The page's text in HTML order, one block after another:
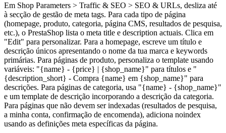
Em Shop Parameters > Traffic & SEO > SEO & URLs, desliza até
à secção de gestão de meta tags. Para cada tipo de página
(homepage, produto, categoria, página CMS, resultados de pesquisa,
etc.), o PrestaShop lista o meta title e description actuais. Clica em
"Edit" para personalizar. Para a homepage, escreve um título e
descrição únicos apresentando o nome da tua marca e keywords
primárias. Para páginas de produto, personaliza o template usando
variáveis: "{name} - {price} | {shop_name}" para títulos e "
{description_short} - Compra {name} em {shop_name}" para
descrições. Para páginas de categoria, usa "{name} - {shop_name}"
e um template de descrição incorporando a descrição da categoria.
Para páginas que não devem ser indexadas (resultados de pesquisa,
a minha conta, confirmação de encomenda), adiciona noindex
usando as definições meta específicas da página.